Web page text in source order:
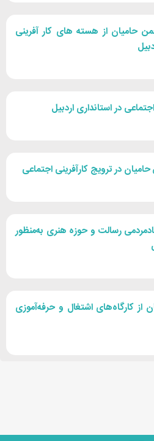
حامیان از هسته های کار آفرینی
در استانداری اردبیل
در ترویج کارآفرینی اجتماعی
رسالت و حوزه هنری به‌منظور
از کارگاه‌های اشتغال و حرفه‌آموزی